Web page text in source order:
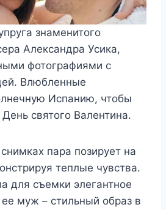
знаменитого
Александра Усика,
фотографиями с
Влюбленные
Испанию, чтобы
святого Валентина.
пара позирует на
теплые чувства.
для съемки элегантное
муж – стильный образ в